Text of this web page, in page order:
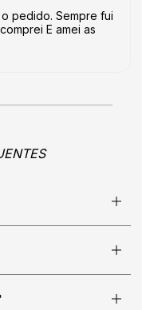
pedido. Sempre fui
E amei as